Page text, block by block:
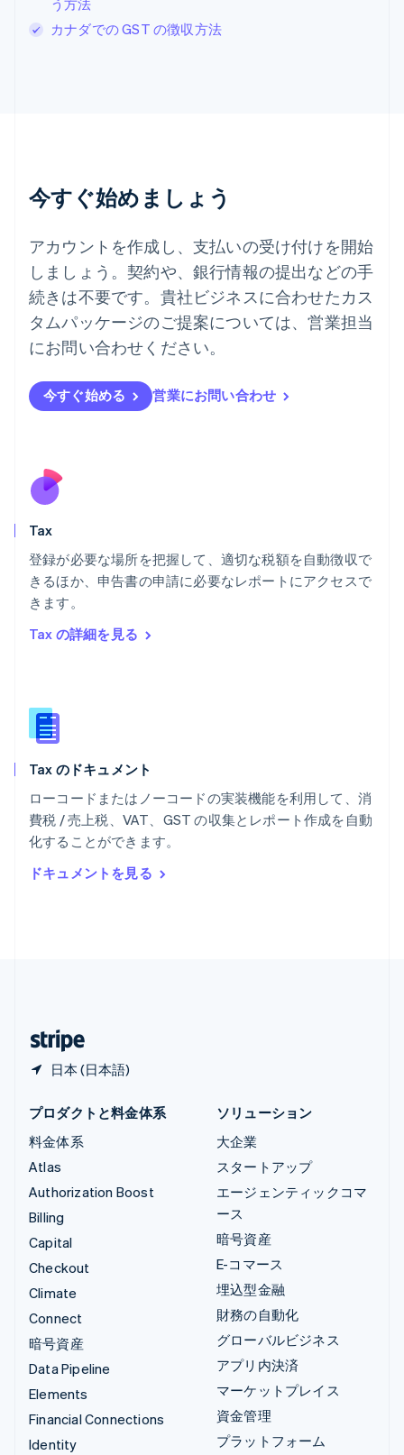
う方法
カナダでの GST の徴収方法
今すぐ始めましょう
アカウントを作成し、支払いの受け付けを開始
しましょう。契約や、銀行情報の提出などの手
続きは不要です。貴社ビジネスに合わせたカス
タムパッケージのご提案については、営業担当
にお問い合わせください。
今すぐ始める 営業にお問い合わせ
Tax
登録が必要な場所を把握して、適切な税額を自動徴収で
きるほか、申告書の申請に必要なレポートにアクセスで
きます。
Tax の詳細を見る
Tax のドキュメント
ローコードまたはノーコードの実装機能を利用して、消
費税 / 売上税、VAT、GST の収集とレポート作成を自動
化することができます。
ドキュメントを見る
日本 (日本語)
スペイン
Español English
デンマーク
ドイツ
ニュージーランド
English
ノルウェー
English
ハンガリー
フィンランド
EnglishSvenska
Français
ブルガリア
ポーランド
English
ポルトガル
マルタ
メキシコ
Español
English
リトアニア
English
リヒテンシュタイン
DeutschEnglish
ルーマニア
English
プロダクトと料金体系
料金体系
Atlas
Authorization Boost
Billing
Capital
Checkout
Climate
Connect
暗号資産
Data Pipeline
Elements
Financial Connections
Identity
ソリューション
大企業
スタートアップ
エージェンティックコマ
ース
暗号資産
E-コマース
埋込型金融
財務の自動化
グローバルビジネス
アプリ内決済
マーケットプレイス
資金管理
プラットフォーム